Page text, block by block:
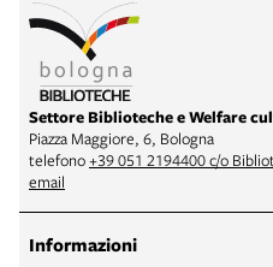
Settore Biblioteche e Welfare
Piazza Maggiore, 6, Bologna
telefono+39 051 2194400 c/o
email
Informazioni